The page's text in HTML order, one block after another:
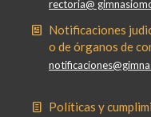
rectoria@
Notificaciones
o de órganos de
Políticas y